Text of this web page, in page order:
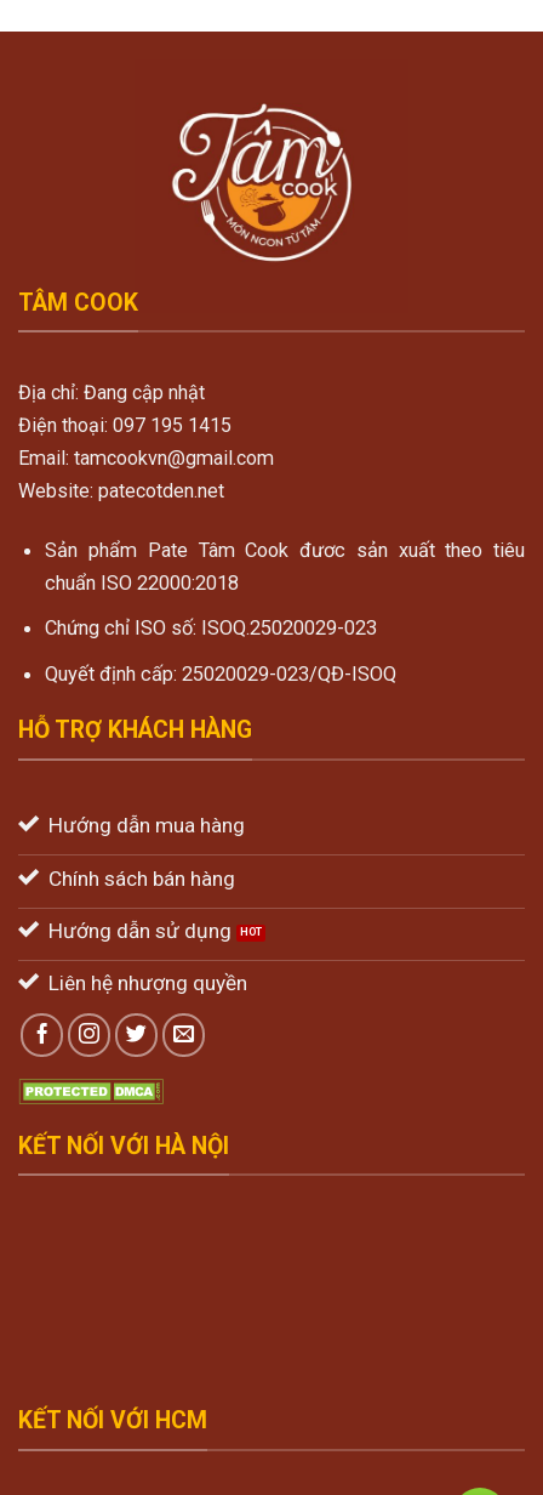
TÂM COOK
Địa chỉ: Đang cập nhật
Điện thoại: 097 195 1415
Email: tamcookvn@gmail.com
Website: patecotden.net
Sản phẩm Pate Tâm Cook đươc sản xuất theo tiêu
chuẩn ISO 22000:2018
Chứng chỉ ISO số: ISOQ.25020029-023
Quyết định cấp: 25020029-023/QĐ-ISOQ
HỖ TRỢ KHÁCH HÀNG
Hướng dẫn mua hàng
Chính sách bán hàng
Hướng dẫn sử dụng
Liên hệ nhượng quyền
KẾT NỐI VỚI HÀ NỘI
KẾT NỐI VỚI HCM